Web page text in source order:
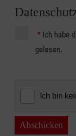
* Ich habe
gelesen.
Abschicken